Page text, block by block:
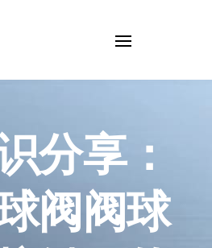
分享：
阀阀球